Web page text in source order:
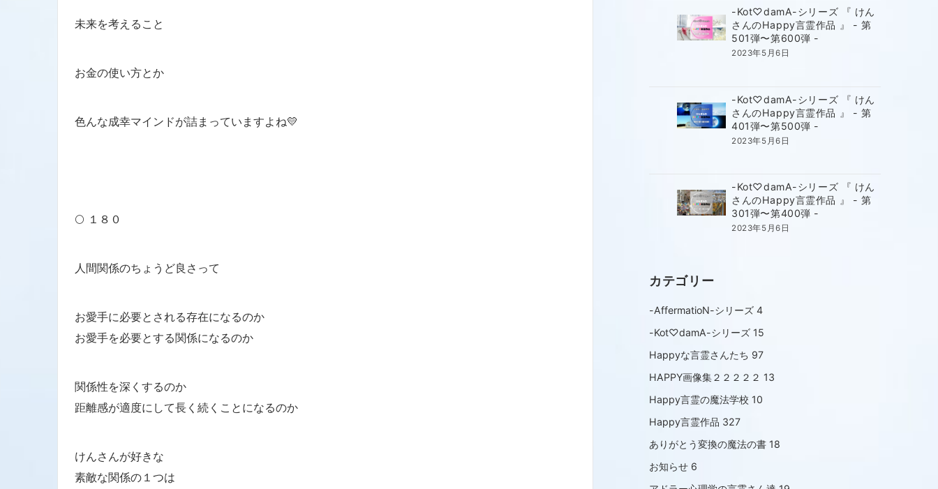
未来を考えること
お金の使い方とか
色んな成幸マインドが詰まっていますよね💛
🌕 １８０
人間関係のちょうど良さって
お愛手に必要とされる存在になるのか
お愛手を必要とする関係になるのか
関係性を深くするのか
距離感が適度にして長く続くことになるのか
けんさんが好きな
素敵な関係の１つは
-Kot♡damA-シリーズ 『 けん
さんのHappy言霊作品 』 - 第
501弾〜第600弾 -
2023年5月6日
-Kot♡damA-シリーズ 『 けん
さんのHappy言霊作品 』 - 第
401弾〜第500弾 -
2023年5月6日
-Kot♡damA-シリーズ 『 けん
さんのHappy言霊作品 』 - 第
301弾〜第400弾 -
2023年5月6日
カテゴリー
-AffermatioN-シリーズ 4
-Kot♡damA-シリーズ 15
Happyな言霊さんたち 97
HAPPY画像集２２２２２ 13
Happy言霊の魔法学校 10
Happy言霊作品 327
ありがとう変換の魔法の書 18
お知らせ 6